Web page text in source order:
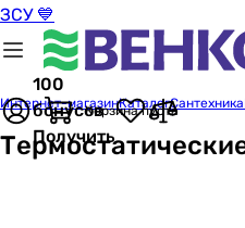
ЗСУ 💙
100
бонусов
Получить
Корзина пуста
Интернет-магазинКаталогСантехника